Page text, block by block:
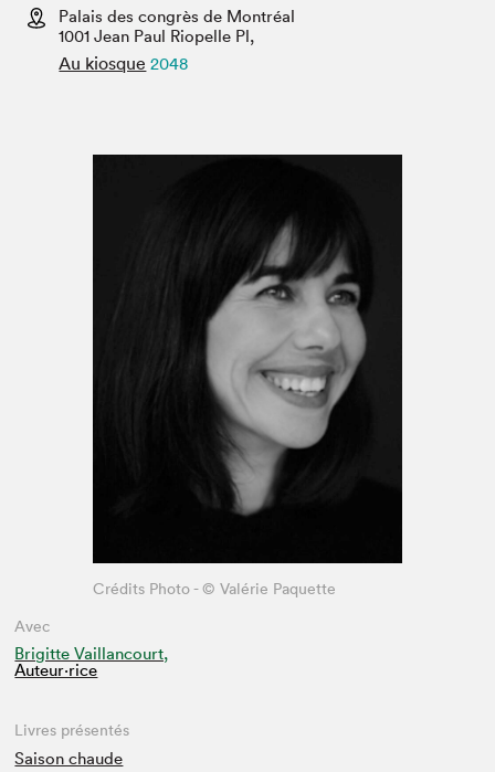
Espace enseignant·e·s
Espace pro
Palais des congrès de Montréal
1001 Jean Paul Riopelle Pl,
Au kiosque 2048
Avec
Brigitte Vaillancourt,
Auteur·rice
Crédits Photo - © Valérie Paquette
Livres présentés
Saison chaude